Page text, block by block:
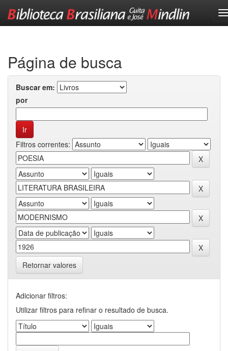
Página de busca
Buscar em:
por
Filtros correntes:
Retornar valores
Adicionar filtros:
Utilizar filtros para refinar o resultado de busca.